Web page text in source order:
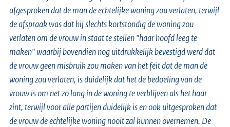
afgesproken dat de man de echtelijke woning zou verlaten, terwijl
de afspraak was dat hij slechts kortstondig de woning zou
verlaten om de vrouw in staat te stellen "haar hoofd leeg te
maken" waarbij bovendien nog uitdrukkelijk bevestigd werd dat
de vrouw geen misbruik zou maken van het feit dat de man de
woning zou verlaten, is duidelijk dat het de bedoeling van de
vrouw is om net zo lang in de woning te verblijven als het haar
zint, terwijl voor alle partijen duidelijk is en ook uitgesproken dat
de vrouw de echtelijke woning nooit zal kunnen overnemen. De